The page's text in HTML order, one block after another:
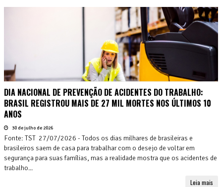
DIA NACIONAL DE PREVENÇÃO DE ACIDENTES DO TRABALHO:
BRASIL REGISTROU MAIS DE 27 MIL MORTES NOS ÚLTIMOS 10
ANOS
30 de julho de 2026
Fonte: TST 27/07/2026 - Todos os dias milhares de brasileiras e
brasileiros saem de casa para trabalhar com o desejo de voltar em
segurança para suas famílias, mas a realidade mostra que os acidentes de
trabalho...
Leia mais